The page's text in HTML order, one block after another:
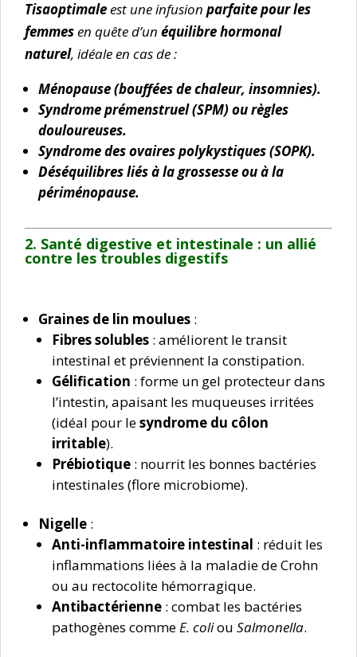
Tisaoptimaleest une infusion parfaite pour les
femmesen quête d’un équilibre hormonal
naturel, idéale en cas de :
Ménopause (bouffées de chaleur, insomnies).
Syndrome prémenstruel (SPM) ou règles
douloureuses.
Syndrome des ovaires polykystiques (SOPK).
Déséquilibres liés à la grossesse ou à la
périménopause.
2. Santé digestive et intestinale : un allié
contre les troubles digestifs
Graines de lin moulues :
Fibres solubles : améliorent le transit
intestinal et préviennent la constipation.
Gélification : forme un gel protecteur dans
l’intestin, apaisant les muqueuses irritées
(idéal pour lesyndrome du côlon
irritable).
Prébiotique : nourrit les bonnes bactéries
intestinales (flore microbiome).
Nigelle :
Anti-inflammatoire intestinal : réduit les
inflammations liées à la maladie de Crohn
ou au rectocolite hémorragique.
Antibactérienne : combat les bactéries
pathogènes comme E. coliou Salmonella.